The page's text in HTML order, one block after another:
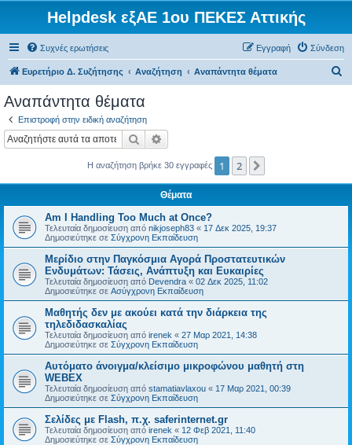
Helpdesk εξΑΕ 1ου ΠΕΚΕΣ Αττικής
Συχνές ερωτήσεις Σύνδεση
Εγγραφή
Ευρετήριο Δ. Συζήτησης Αναζήτηση Αναπάντητα θέματα
η
Αναπάντητα θέματα
Επιστροφή στην ειδική αναζήτηση
Αναζήτηση
Η αναζήτηση βρήκε 30 εγγραφές 1 2
Θέματα
Am I Handling Too Much at Once?
Τελευταία δημοσίευση από nikjoseph83 « 17 Δεκ 2025, 19:37
Δημοσιεύτηκε σε Σύγχρονη Εκπαίδευση
Μερίδιο στην Παγκόσμια Αγορά Προστατευτικών
Ενδυμάτων: Τάσεις, Ανάπτυξη και Ευκαιρίες
Τελευταία δημοσίευση από Devendra « 02 Δεκ 2025, 11:02
Δημοσιεύτηκε σε Ασύγχρονη Εκπαίδευση
Μαθητής δεν με ακούει κατά την διάρκεια της
τηλεδιδασκαλίας
Τελευταία δημοσίευση από irenek « 27 Μαρ 2021, 14:38
Δημοσιεύτηκε σε Σύγχρονη Εκπαίδευση
Αυτόματο άνοιγμα/κλείσιμο μικροφώνου μαθητή στη
WEBEX
Τελευταία δημοσίευση από stamatiavlaxou « 17 Μαρ 2021, 00:39
Δημοσιεύτηκε σε Σύγχρονη Εκπαίδευση
Σελίδες με Flash, π.χ. saferinternet.gr
Τελευταία δημοσίευση από irenek « 12 Φεβ 2021, 11:40
Δημοσιεύτηκε σε Σύγχρονη Εκπαίδευση